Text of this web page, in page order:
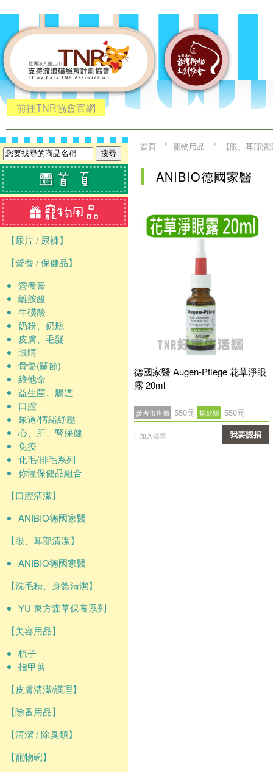
前往TNR協會官網
【尿片 / 尿褲】
【營養 / 保健品】
營養膏
離胺酸
牛磺酸
奶粉、奶瓶
皮膚、毛髮
眼睛
骨骼(關節)
維他命
益生菌、腸道
口腔
尿道/情緒紓壓
心、肝、腎保健
免疫
化毛/排毛系列
你懂保健品組合
【口腔清潔】
ANIBIO德國家醫
【眼、耳部清潔】
ANIBIO德國家醫
【洗毛精、身體清潔】
YU 東方森草保養系列
【美容用品】
梳子
指甲剪
【皮膚清潔/護理】
【除蚤用品】
【清潔 / 除臭類】
【寵物碗】
首頁 寵物用品 【眼、耳部清
ANIBIO德國家醫
德國家醫 Augen-Pflege 花草淨眼
露 20ml
參考市售價 550元 捐款額 550元
+ 加入清單 我要認捐